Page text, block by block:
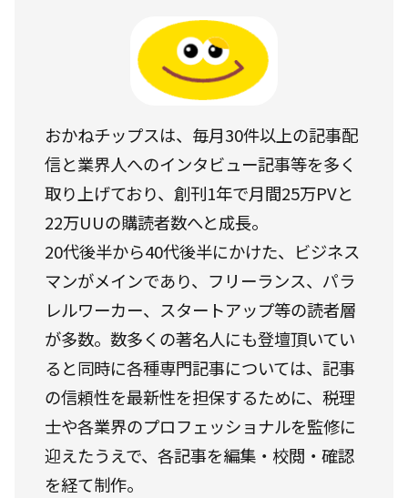
おかねチップスは、毎月30件以上の記事配
信と業界人へのインタビュー記事等を多く
取り上げており、創刊1年で月間25万PVと
22万UUの購読者数へと成長。
20代後半から40代後半にかけた、ビジネス
マンがメインであり、フリーランス、パラ
レルワーカー、スタートアップ等の読者層
が多数。数多くの著名人にも登壇頂いてい
ると同時に各種専門記事については、記事
の信頼性を最新性を担保するために、税理
士や各業界のプロフェッショナルを監修に
迎えたうえで、各記事を編集・校閲・確認
を経て制作。